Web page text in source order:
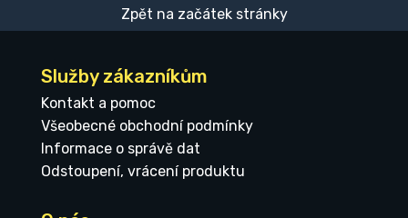
Zpět na začátek stránky
Služby zákazníkům
Kontakt a pomoc
Všeobecné obchodní podmínky
Informace o správě dat
Odstoupení, vrácení produktu